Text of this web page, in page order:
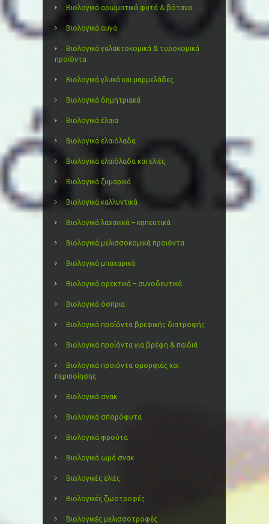
Βιολογικά αρωματικά φυτά & βότανα
Βιολογικά αυγά
Βιολογικά γαλακτοκομικά & τυροκομικά
προϊόντα
Βιολογικά γλυκά και μαρμελάδες
Βιολογικά δημητριακά
Βιολογικά έλαια
Βιολογικά ελαιόλαδα
Βιολογικά ελαιόλαδα και ελιές
Βιολογικά ζυμαρικά
Βιολογικά καλλυντικά
Βιολογικά λαχανικά – κηπευτικά
Βιολογικά μελισσοκομικά προιόντα
Βιολογικά μπαχαρικά
Βιολογικά ορεκτικά – συνοδευτικά
Βιολογικά όσπρια
Βιολογικά προϊόντα βρεφικής διατροφής
Βιολογικά προϊόντα για βρέφη & παιδιά
Βιολογικά προιόντα ομορφιάς και
περιποίησης
Βιολογικά σνακ
Βιολογικά σπορόφυτα
Βιολογικά φρούτα
Βιολογικά ωμά σνακ
Βιολογικές ελιές
Βιολογικές ζωοτροφές
Βιολογικές μελισσοτροφές